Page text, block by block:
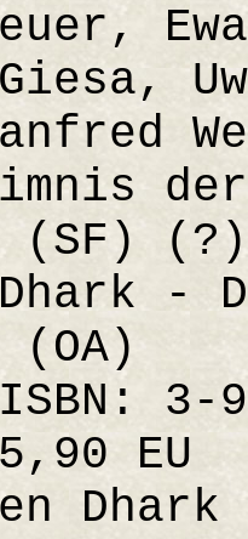
(SF) (?)
-
3-
EU
Dhark